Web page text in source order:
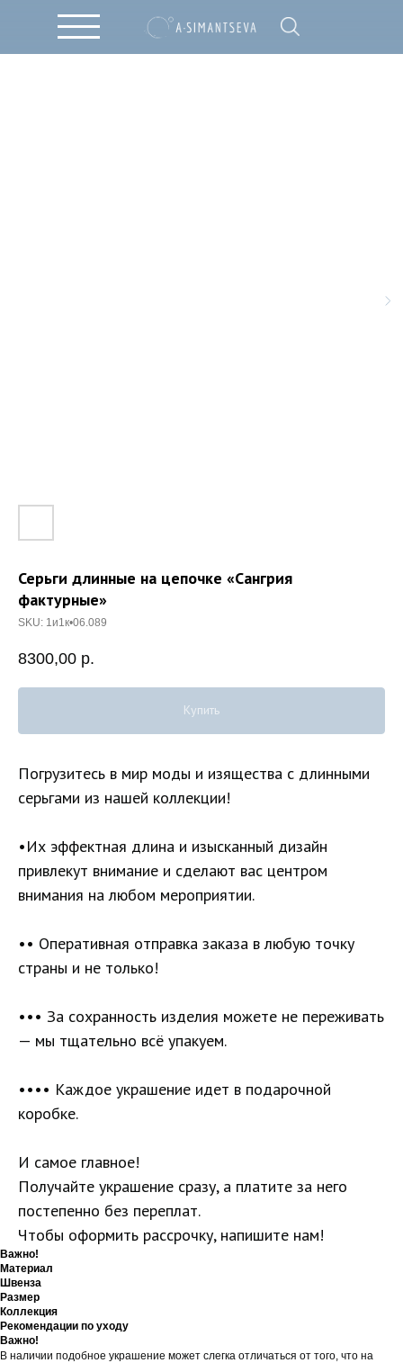
Серьги длинные на цепочке «Сангрия
фактурные»
SKU: 1и1к•06.089
8300,00 р.
Купить
Погрузитесь в мир моды и изящества с длинными
серьгами из нашей коллекции!
•Их эффектная длина и изысканный дизайн
привлекут внимание и сделают вас центром
внимания на любом мероприятии.
•• Оперативная отправка заказа в любую точку
страны и не только!
••• За сохранность изделия можете не переживать
— мы тщательно всё упакуем.
•••• Каждое украшение идет в подарочной
коробке.
И самое главное!
Получайте украшение сразу, а платите за него
постепенно без переплат.
Чтобы оформить рассрочку, напишите нам!
Важно!
Материал
Швенза
Размер
Коллекция
Рекомендации по уходу
Важно!
В наличии подобное украшение может слегка отличаться от того, что на